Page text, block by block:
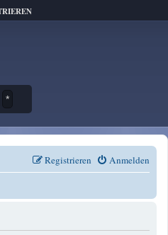
*
Anmelden
Registrieren